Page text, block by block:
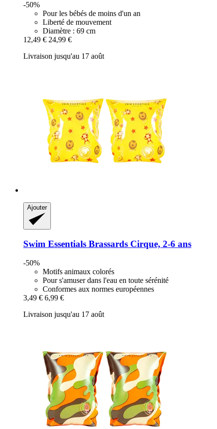
-50%
Pour les bébés de moins d'un an
Liberté de mouvement
Diamètre : 69 cm
12,49 € 24,99 €
Livraison jusqu'au 17 août
Ajouter
Swim Essentials Brassards Cirque, 2-​6 ans
-50%
Motifs animaux colorés
Pour s'amuser dans l'eau en toute sérénité
Conformes aux normes européennes
3,49 € 6,99 €
Livraison jusqu'au 17 août